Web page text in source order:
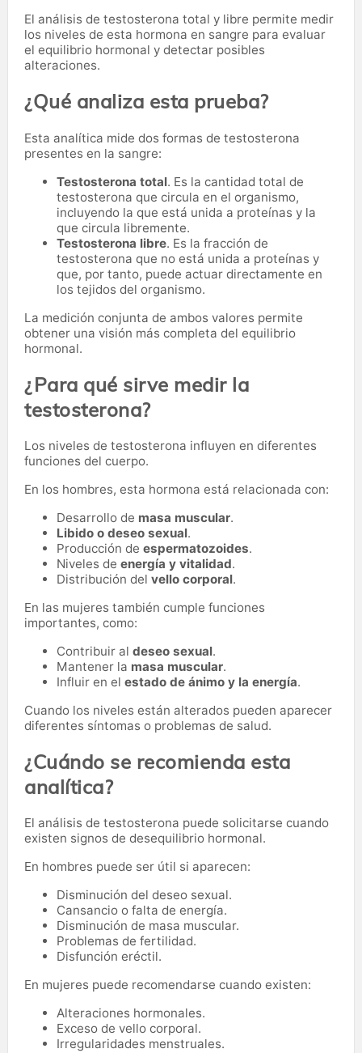
El análisis de testosterona total y libre permite medir
los niveles de esta hormona en sangre para evaluar
el equilibrio hormonal y detectar posibles
alteraciones.
¿Qué analiza esta prueba?
Esta analítica mide dos formas de testosterona
presentes en la sangre:
Testosterona total. Es la cantidad total de
testosterona que circula en el organismo,
incluyendo la que está unida a proteínas y la
que circula libremente.
Testosterona libre. Es la fracción de
testosterona que no está unida a proteínas y
que, por tanto, puede actuar directamente en
los tejidos del organismo.
La medición conjunta de ambos valores permite
obtener una visión más completa del equilibrio
hormonal.
¿Para qué sirve medir la
testosterona?
Los niveles de testosterona influyen en diferentes
funciones del cuerpo.
En los hombres, esta hormona está relacionada con:
Desarrollo de masa muscular.
Libido o deseo sexual.
Producción de espermatozoides.
Niveles de energía y vitalidad.
Distribución del vello corporal.
En las mujeres también cumple funciones
importantes, como:
Contribuir al deseo sexual.
Mantener la masa muscular.
Influir en el estado de ánimo y la energía.
Cuando los niveles están alterados pueden aparecer
diferentes síntomas o problemas de salud.
¿Cuándo se recomienda esta
analítica?
El análisis de testosterona puede solicitarse cuando
existen signos de desequilibrio hormonal.
En hombres puede ser útil si aparecen:
Disminución del deseo sexual.
Cansancio o falta de energía.
Disminución de masa muscular.
Problemas de fertilidad.
Disfunción eréctil.
En mujeres puede recomendarse cuando existen:
Alteraciones hormonales.
Exceso de vello corporal.
Irregularidades menstruales.